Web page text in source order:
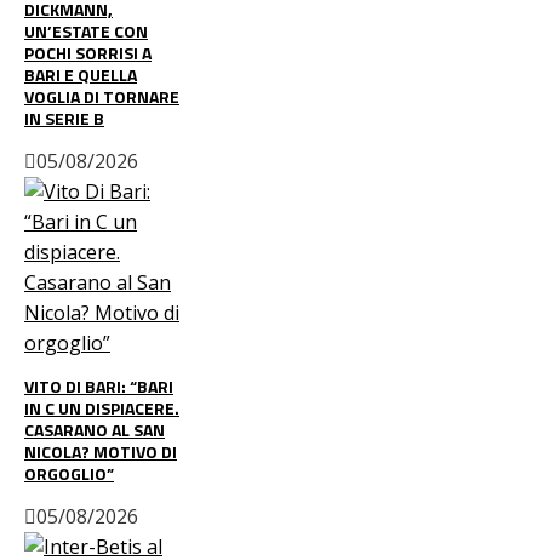
DICKMANN,
UN’ESTATE CON
POCHI SORRISI A
BARI E QUELLA
VOGLIA DI TORNARE
IN SERIE B
05/08/2026
VITO DI BARI: “BARI
IN C UN DISPIACERE.
CASARANO AL SAN
NICOLA? MOTIVO DI
ORGOGLIO”
05/08/2026